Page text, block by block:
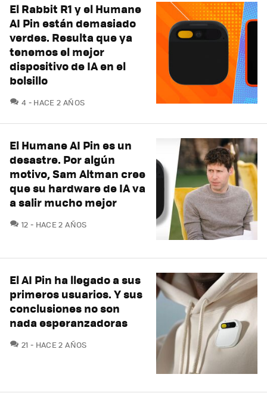
El Rabbit R1 y el Humane
AI Pin están demasiado
verdes. Resulta que ya
tenemos el mejor
dispositivo de IA en el
bolsillo
4 COMENTARIOS
HACE 2 AÑOS
El Humane AI Pin es un
desastre. Por algún
motivo, Sam Altman cree
que su hardware de IA va
a salir mucho mejor
12 COMENTARIOS
HACE 2 AÑOS
El AI Pin ha llegado a sus
primeros usuarios. Y sus
conclusiones no son
nada esperanzadoras
21 COMENTARIOS
HACE 2 AÑOS